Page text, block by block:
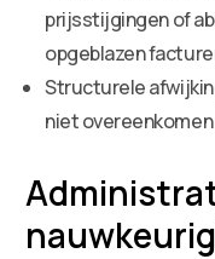
prijsstijgingen of
opgeblazen
Structurele
niet